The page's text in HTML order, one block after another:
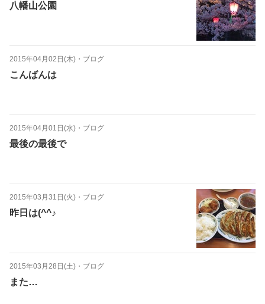
八幡山公園
2015年04月02日(木) ・ ブログ
こんばんは
2015年04月01日(水) ・ ブログ
最後の最後で
2015年03月31日(火) ・ ブログ
昨日は(^^♪
2015年03月28日(土) ・ ブログ
また…